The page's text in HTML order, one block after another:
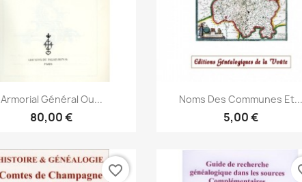
Anteprima
Armorial Général Ou...
80,00 €
Anteprima
Noms Des Communes Et...
5,00 €
favorite_border